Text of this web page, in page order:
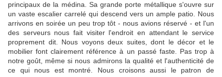
principaux de la médina. Sa grande porte métallique s'ouvre sur
un vaste escalier carrelé qui descend vers un ample patio. Nous
arrivons en soirée un peu trop tôt - nous avions réservé - et l'un
des serveurs nous fait visiter l'endroit en attendant le service
proprement dit. Nous voyons deux suites, dont le décor et le
mobilier font clairement référence à un passé faste. Pas trop à
notre goût, même si nous admirons la qualité et l'authenticité de
ce qui nous est montré. Nous croisons aussi le patron de